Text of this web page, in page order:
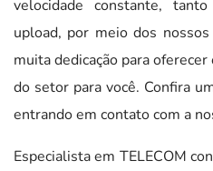
velocidade constante,
upload, por meio dos
muita dedicação para
do setor para você. Confira
entrando em contato com a
Especialista em TELECOM